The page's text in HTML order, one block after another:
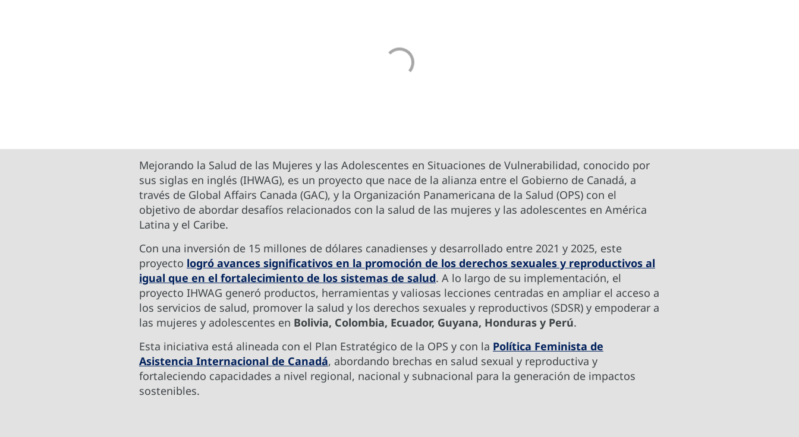
Mejorando la Salud de las Mujeres y las Adolescentes en Situaciones de Vulnerabilidad, conocido por
sus siglas en inglés (IHWAG), es un proyecto que nace de la alianza entre el Gobierno de Canadá, a
través de Global Affairs Canada (GAC), y la Organización Panamericana de la Salud (OPS) con el
objetivo de abordar desafíos relacionados con la salud de las mujeres y las adolescentes en América
Latina y el Caribe.
Con una inversión de 15 millones de dólares canadienses y desarrollado entre 2021 y 2025, este
proyecto logró avances significativos en la promoción de los derechos sexuales y reproductivos al
igual que en el fortalecimiento de los sistemas de salud. A lo largo de su implementación, el
proyecto IHWAG generó productos, herramientas y valiosas lecciones centradas en ampliar el acceso a
los servicios de salud, promover la salud y los derechos sexuales y reproductivos (SDSR) y empoderar a
las mujeres y adolescentes en Bolivia, Colombia, Ecuador, Guyana, Honduras y Perú.
Esta iniciativa está alineada con el Plan Estratégico de la OPS y con la Política Feminista de
Asistencia Internacional de Canadá, abordando brechas en salud sexual y reproductiva y
fortaleciendo capacidades a nivel regional, nacional y subnacional para la generación de impactos
sostenibles.